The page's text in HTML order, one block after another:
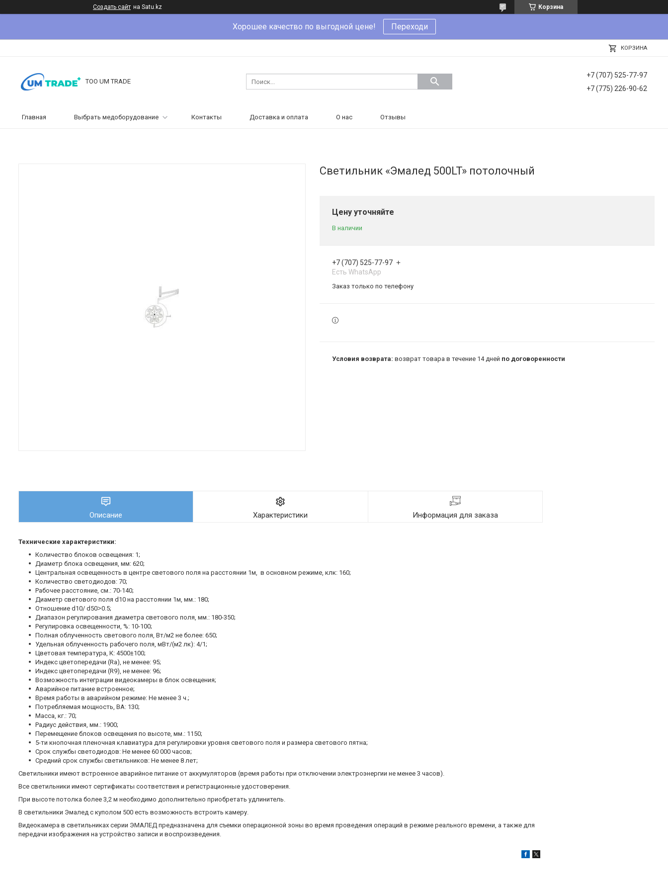
Создать сайт на Satu.kz Корзина
Хорошее качество по выгодной цене! Переходи
КОРЗИНА
ТОО UM TRADE
+7 (707) 525-77-97
+7 (775) 226-90-62
Главная Выбрать медоборудование Контакты Доставка и оплата О нас Отзывы
Светильник «Эмалед 500LT» потолочный
Цену уточняйте
В наличии
+7 (707) 525-77-97
Есть WhatsApp
Заказ только по телефону
возврат товара в течение 14 дней по договоренности
Описание Характеристики Информация для заказа
Технические характеристики:
Количество блоков освещения: 1;
Диаметр блока освещения, мм: 620;
Центральная освещенность в центре светового поля на расстоянии 1м, в основном режиме, клк: 160;
Количество светодиодов: 70;
Рабочее расстояние, см.: 70-140;
Диаметр светового поля d10 на расстоянии 1м, мм.: 180;
Отношение d10/ d50˃0.5;
Диапазон регулирования диаметра светового поля, мм.: 180-350;
Регулировка освещенности, %: 10-100;
Полная облученность светового поля, Вт/м2 не более: 650;
Удельная облученность рабочего поля, мВт/(м2 лк): 4/1;
Цветовая температура, К: 4500±100;
Индекс цветопередачи (Ra), не менее: 95;
Индекс цветопередачи (R9), не менее: 96;
Возможность интеграции видеокамеры в блок освещения;
Аварийное питание встроенное;
Время работы в аварийном режиме: Не менее 3 ч.;
Потребляемая мощность, ВА: 130;
Масса, кг.: 70;
Радиус действия, мм.: 1900;
Перемещение блоков освещения по высоте, мм.: 1150;
5-ти кнопочная пленочная клавиатура для регулировки уровня светового поля и размера светового пятна;
Срок службы светодиодов: Не менее 60 000 часов;
Средний срок службы светильников: Не менее 8 лет;
Светильники имеют встроенное аварийное питание от аккумуляторов (время работы при отключении электроэнергии не менее 3 часов).
Все светильники имеют сертификаты соответствия и регистрационные удостоверения.
При высоте потолка более 3,2 м необходимо дополнительно приобретать удлинитель.
В светильники Эмалед с куполом 500 есть возможность встроить камеру.
Видеокамера в светильниках серии ЭМАЛЕД предназначена для съемки операционной зоны во время проведения операций в режиме реального времени, а также для
передачи изображения на устройство записи и воспроизведения.